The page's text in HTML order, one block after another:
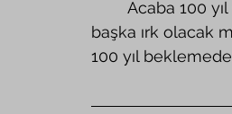
başka ırk olacak
100 yıl